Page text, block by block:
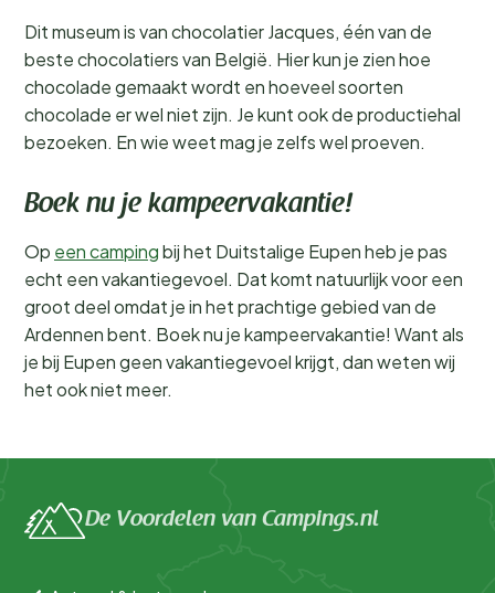
Dit museum is van chocolatier Jacques, één van de
beste chocolatiers van België. Hier kun je zien hoe
chocolade gemaakt wordt en hoeveel soorten
chocolade er wel niet zijn. Je kunt ook de productiehal
bezoeken. En wie weet mag je zelfs wel proeven.
Boek nu je kampeervakantie!
Op een campingbij het Duitstalige Eupen heb je pas
echt een vakantiegevoel. Dat komt natuurlijk voor een
groot deel omdat je in het prachtige gebied van de
Ardennen bent. Boek nu je kampeervakantie! Want als
je bij Eupen geen vakantiegevoel krijgt, dan weten wij
het ook niet meer.
De Voordelen van Campings.nl